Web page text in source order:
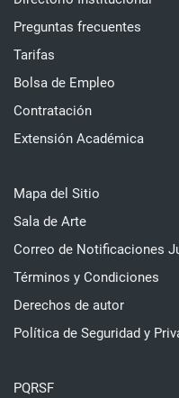
Preguntas frecuentes
Tarifas
Bolsa de Empleo
Contratación
Extensión Académica
Mapa del Sitio
Sala de Arte
Correo de Notificaciones
Términos y Condiciones
Derechos de autor
Política de Seguridad y
PQRSF